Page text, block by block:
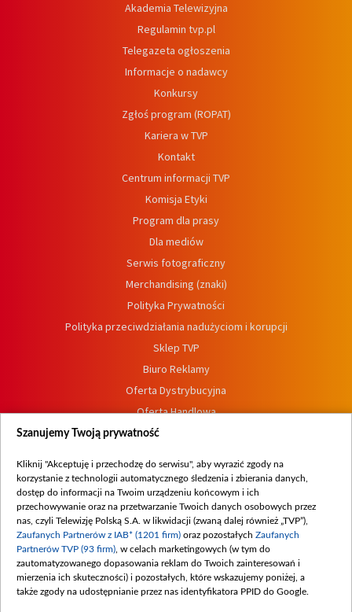
Akademia Telewizyjna
Regulamin tvp.pl
Telegazeta ogłoszenia
Informacje o nadawcy
Konkursy
Zgłoś program (ROPAT)
Kariera w TVP
Kontakt
Centrum informacji TVP
Komisja Etyki
Program dla prasy
Dla mediów
Serwis fotograficzny
Merchandising (znaki)
Polityka Prywatności
Polityka przeciwdziałania nadużyciom i korupcji
Sklep TVP
Biuro Reklamy
Oferta Dystrybucyjna
Oferta Handlowa
Dostępność
Procedura zgłoszeń wewnętrznych
Szanujemy Twoją prywatność
Kliknij "Akceptuję i przechodzę do serwisu", aby wyrazić zgody na
korzystanie z technologii automatycznego śledzenia i zbierania danych,
dostęp do informacji na Twoim urządzeniu końcowym i ich
przechowywanie oraz na przetwarzanie Twoich danych osobowych przez
nas, czyli Telewizję Polską S.A. w likwidacji (zwaną dalej również „TVP”),
Zaufanych Partnerów z IAB* (1201 firm) oraz pozostałych Zaufanych
Partnerów TVP (93 firm) , w celach marketingowych (w tym do
zautomatyzowanego dopasowania reklam do Twoich zainteresowań i
mierzenia ich skuteczności) i pozostałych, które wskazujemy poniżej, a
także zgody na udostępnianie przez nas identyfikatora PPID do Google.